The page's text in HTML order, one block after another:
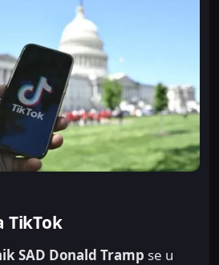
TikTok
SAD Donald Tramp se u